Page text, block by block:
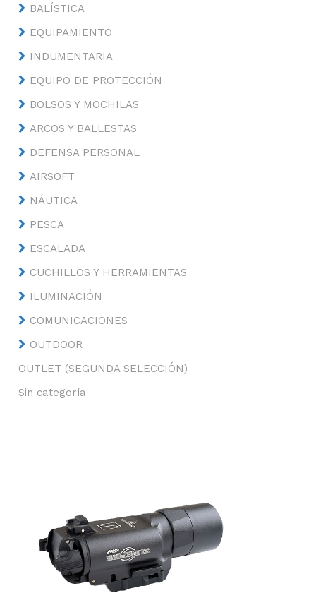
BALÍSTICA
EQUIPAMIENTO
INDUMENTARIA
EQUIPO DE PROTECCIÓN
BOLSOS Y MOCHILAS
ARCOS Y BALLESTAS
DEFENSA PERSONAL
AIRSOFT
NÁUTICA
PESCA
ESCALADA
CUCHILLOS Y HERRAMIENTAS
ILUMINACIÓN
COMUNICACIONES
OUTDOOR
OUTLET (SEGUNDA SELECCIÓN)
Sin categoría